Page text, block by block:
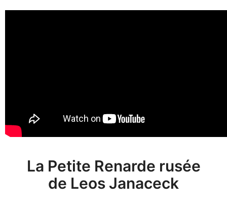
La Petite Renarde rusée
de Leos Janaceck